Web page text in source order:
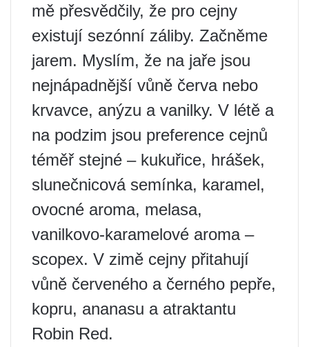
mě přesvědčily, že pro cejny
existují sezónní záliby. Začněme
jarem. Myslím, že na jaře jsou
nejnápadnější vůně červa nebo
krvavce, anýzu a vanilky. V létě a
na podzim jsou preference cejnů
téměř stejné – kukuřice, hrášek,
slunečnicová semínka, karamel,
ovocné aroma, melasa,
vanilkovo-karamelové aroma –
scopex. V zimě cejny přitahují
vůně červeného a černého pepře,
kopru, ananasu a atraktantu
Robin Red.